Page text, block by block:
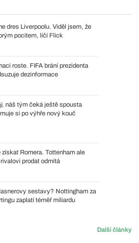
dres Liverpoolu. Viděl jsem, že
pocitem, líčí Flick
roste. FIFA brání prezidenta
dezinformace
náš tým čeká ještě spousta
si po výhře nový kouč
Romera. Tottenham ale
prodat odmítá
sestavy? Nottingham za
zaplatí téměř miliardu
Další články